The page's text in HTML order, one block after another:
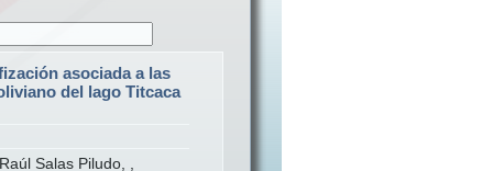
asociada a las
del lago Titcaca
Salas Piludo, ,